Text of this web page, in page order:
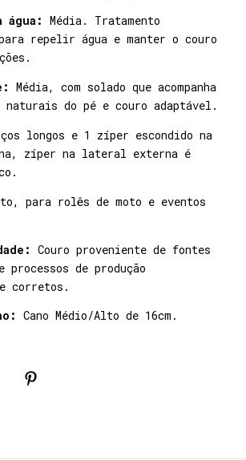
água: Média. Tratamento
repelir água e manter o couro
Média, com solado que acompanha
naturais do pé e couro adaptável.
longos e 1 zíper escondido na
zíper na lateral externa é
para rolês de moto e eventos
Couro proveniente de fontes
processos de produção
corretos.
Cano Médio/Alto de 16cm.